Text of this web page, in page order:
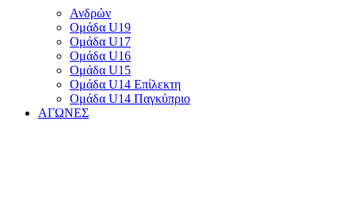
Ανδρών
Ομάδα U19
Ομάδα U17
Ομάδα U16
Ομάδα U15
Ομάδα U14 Επίλεκτη
Ομάδα U14 Παγκύπριο
ΑΓΩΝΕΣ